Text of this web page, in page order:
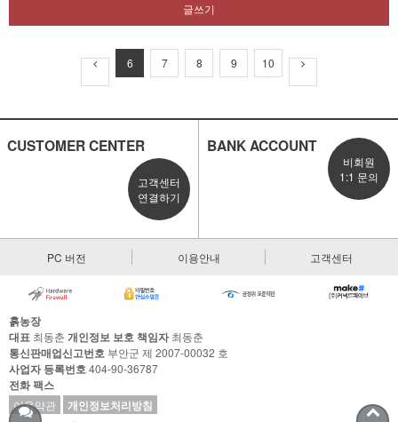
글쓰기
6 7 8 9 10
CUSTOMER CENTER
고객센터
연결하기
BANK ACCOUNT
비회원
1:1 문의
PC 버전 이용안내 고객센터
흙농장
대표 최동춘 개인정보 보호 책임자최동춘
통신판매업신고번호 부안군 제 2007-00032 호
사업자 등록번호404-90-36787
전화팩스
이용약관 개인정보처리방침